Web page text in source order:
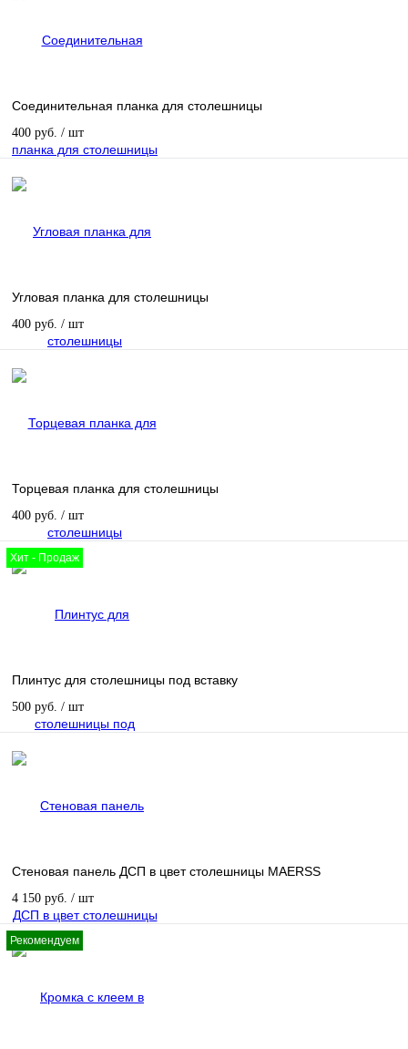
Соединительная планка для столешницы
400 руб. / шт
Угловая планка для столешницы
400 руб. / шт
Торцевая планка для столешницы
400 руб. / шт
Хит - Продаж
Плинтус для столешницы под вставку
500 руб. / шт
Стеновая панель ДСП в цвет столешницы MAERSS
4 150 руб. / шт
Рекомендуем